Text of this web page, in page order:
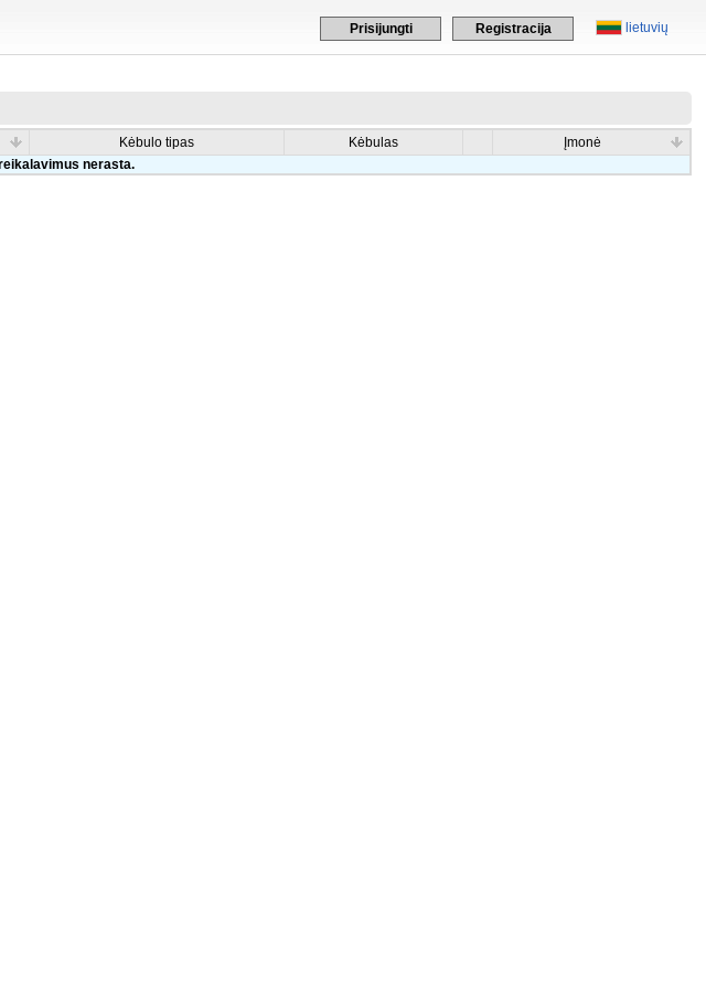
lietuvių
Prisijungti Registracija
Kėbulo tipas Kėbulas
Įmonė
nerasta.